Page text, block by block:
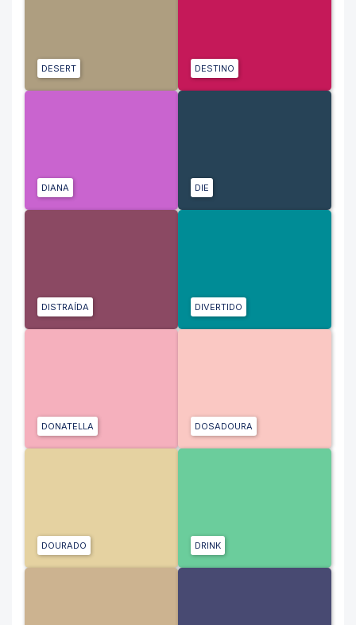
DESERT DESTINO
DIANA DIE
DISTRAÍDA DIVERTIDO
DONATELLA DOSADOURA
DOURADO DRINK